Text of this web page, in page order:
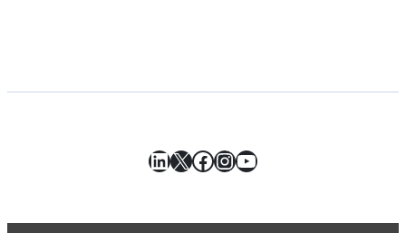
LinkedIn
X Facebook
Instagram
YouTube